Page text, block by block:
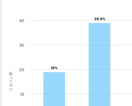
リターン率
19%
19%
38.9%
38.9%
10
20
30
40